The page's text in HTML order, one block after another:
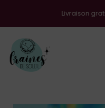
Livraison gratuite